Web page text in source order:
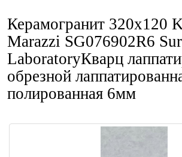
Керамогранит 320x120
Marazzi SG076902R6
LaboratoryКварц
обрезной
полированная 6мм